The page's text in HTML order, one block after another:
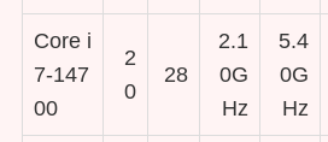
Core i
7-147
00
2
0
28
2.1
0G
Hz
5.4
0G
Hz